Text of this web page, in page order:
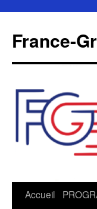
contenu
France-
Accueil